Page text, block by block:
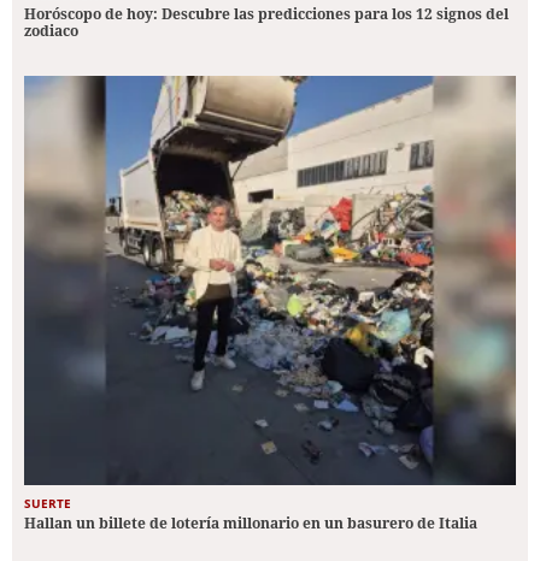
Horóscopo de hoy: Descubre las predicciones para los 12 signos del
zodiaco
SUERTE
Hallan un billete de lotería millonario en un basurero de Italia